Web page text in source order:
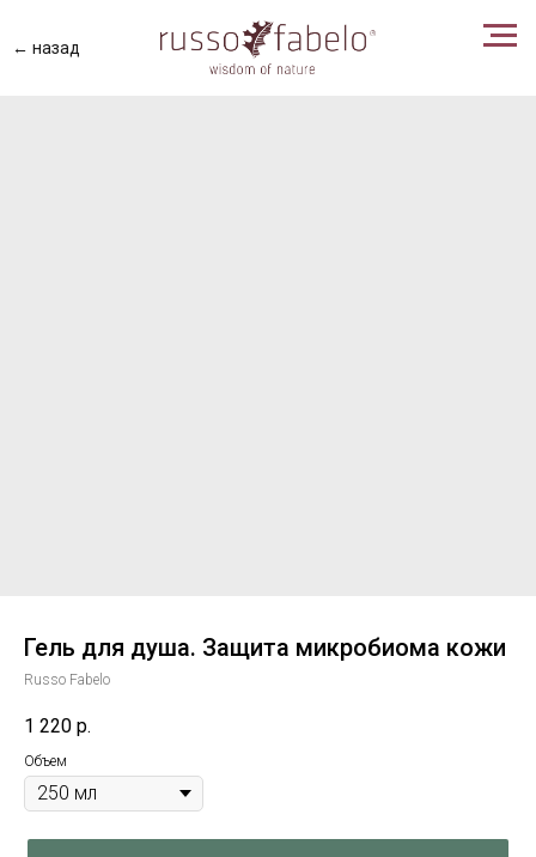
← назад
Гель для душа. Защита микробиома кожи
Russo Fabelo
1 220 р.
Объем